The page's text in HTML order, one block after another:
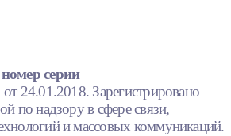
серии
24.01.2018. Зарегистрировано
по надзору в сфере связи,
и массовых коммуникаций.